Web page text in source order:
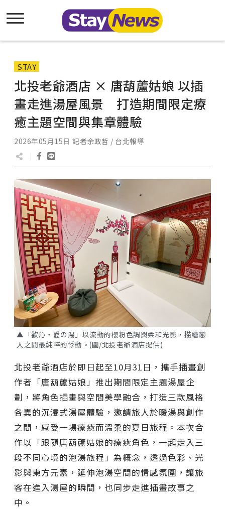
STAY
北投老爺酒店 × 唐葫蘆姑娘 以插
畫走進湯屋風景 打造期間限定療
癒主題空間與集章體驗
2026年05月15日 記者余政哲 / 台北報導
▲「歡沁・愛の湯」以流動的櫻粉色調與柔和光影，描繪戀
人之間最純粹的悸動。(圖/北投老爺酒店提供)
北投老爺酒店於即日起至10月31日，攜手插畫創
作者「唐葫蘆姑娘」推出期間限定主題湯屋企
劃，將角色插畫與空間美學融合，打造三款風格
各異的沉浸式湯屋體驗，邀請旅人於暖湯與創作
之間，感受一場療癒而溫柔的夏日旅程。本次合
作以「跟隨唐葫蘆姑娘的療癒角色，一起走入三
段不同心境的泡湯旅程」為概念，透過色彩、光
影與東方元素，延伸泡湯空間的情感氛圍，讓旅
客在進入湯屋的瞬間，也同步走進插畫故事之
中。